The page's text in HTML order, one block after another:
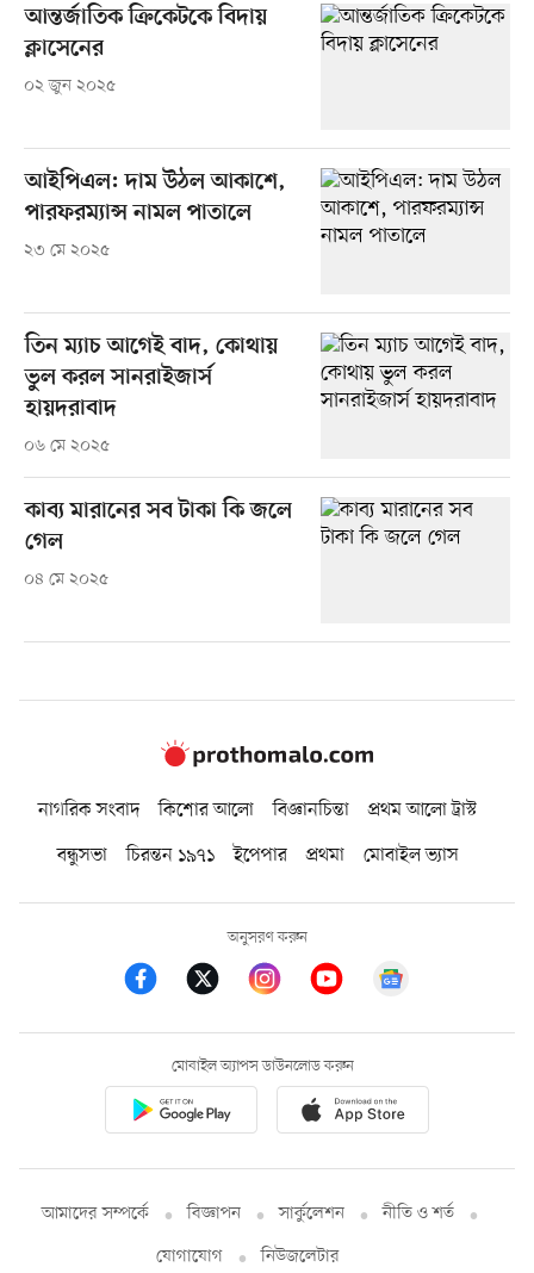
আন্তর্জাতিক ক্রিকেটকে বিদায়
ক্লাসেনের
০২ জুন ২০২৫
আইপিএল: দাম উঠল আকাশে,
পারফরম্যান্স নামল পাতালে
২৩ মে ২০২৫
তিন ম্যাচ আগেই বাদ, কোথায়
ভুল করল সানরাইজার্স
হায়দরাবাদ
০৬ মে ২০২৫
কাব্য মারানের সব টাকা কি জলে
গেল
০৪ মে ২০২৫
নাগরিক সংবাদ কিশোর আলো বিজ্ঞানচিন্তা
প্রথম আলো ট্রাস্ট
বন্ধুসভা
চিরন্তন ১৯৭১ ইপেপার প্রথমা মোবাইল ভ্যাস
অনুসরণ করুন
মোবাইল অ্যাপস ডাউনলোড করুন
আমাদের সম্পর্কে বিজ্ঞাপন সার্কুলেশন
নীতি ও শর্ত
যোগাযোগ
নিউজলেটার